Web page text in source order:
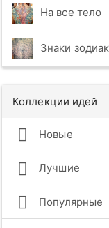
На все тело
Знаки
Коллекции идей
Новые
Лучшие
Популярные